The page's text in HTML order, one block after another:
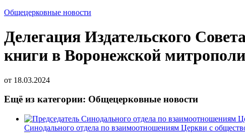
Общецерковные новости
Делегация Издательского
книги в Воронежской
от 18.03.2024
Ещё из категории: Общецерковные новости
Синодального отдела по взаимоотношениям Церкви с